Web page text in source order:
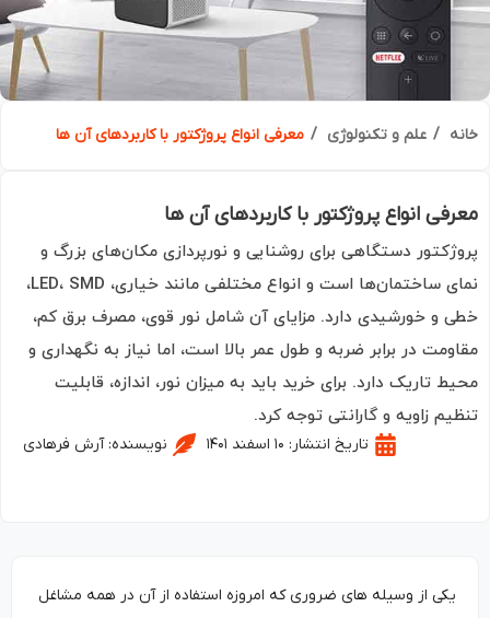
علم و تکنولوژی معرفی انواع پروژکتور با کاربردهای آن ها
انواع پروژکتور با کاربردهای آن ها
دستگاهی برای روشنایی و نورپردازی مکان‌های بزرگ و
نمای ساختمان‌ها است و انواع مختلفی مانند خیاری، LED، SMD،
و خورشیدی دارد. مزایای آن شامل نور قوی، مصرف برق کم،
در برابر ضربه و طول عمر بالا است، اما نیاز به نگهداری و
تاریک دارد. برای خرید باید به میزان نور، اندازه، قابلیت
زاویه و گارانتی توجه کرد.
تاریخ انتشار: ۱۰ اسفند ۱۴۰۱ نویسنده:آرش فرهادی
یکی از وسیله های ضروری که امروزه استفاده از آن در همه مشاغل